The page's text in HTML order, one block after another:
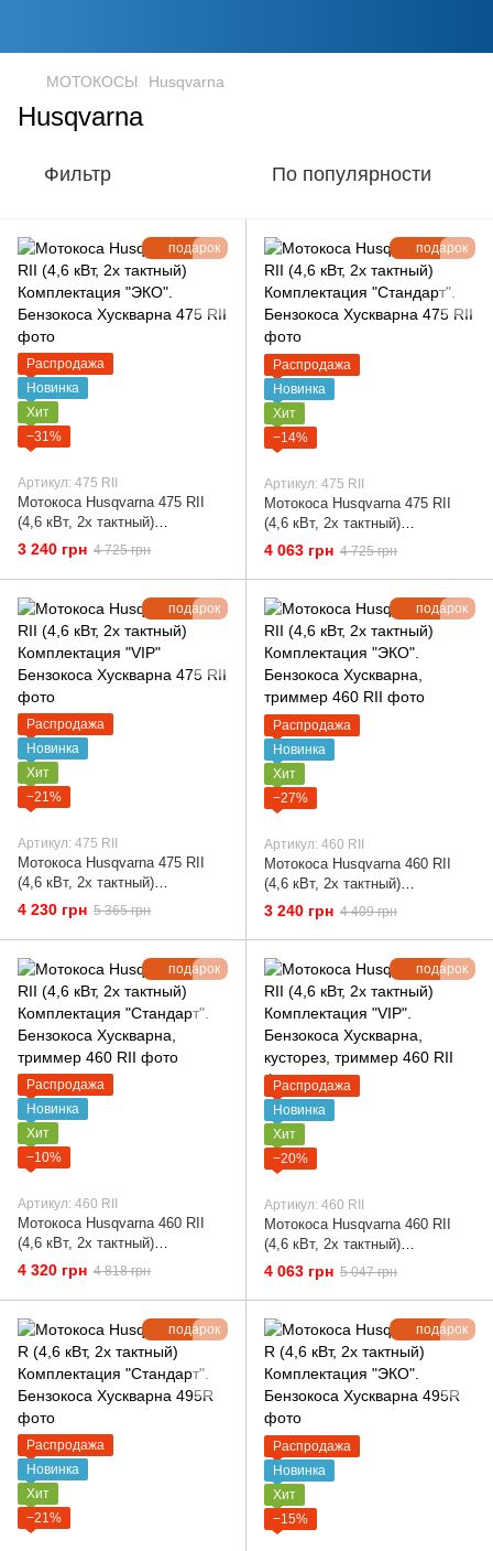
МОТОКОСЫ Husqvarna
Husqvarna
Фильтр По популярности
подарок
Распродажа
Новинка
Хит
−31%
Артикул: 475 RII
Мотокоса Husqvarna 475 RII
(4,6 кВт, 2х тактный)
Комплектация "ЭКО".
Бензокоса Хускварна
3 240 грн 4 725 грн
подарок
Распродажа
Новинка
Хит
−14%
Артикул: 475 RII
Мотокоса Husqvarna 475 RII
(4,6 кВт, 2х тактный)
Комплектация "Стандарт".
Бензокоса Хускварна
4 063 грн 4 725 грн
подарок
Распродажа
Новинка
Хит
−21%
Артикул: 475 RII
Мотокоса Husqvarna 475 RII
(4,6 кВт, 2х тактный)
Комплектация "VIP" Бензокоса
Хускварна
4 230 грн 5 365 грн
подарок
Распродажа
Новинка
Хит
−27%
Артикул: 460 RII
Мотокоса Husqvarna 460 RII
(4,6 кВт, 2х тактный)
Комплектация "ЭКО".
Бензокоса Хускварна, триммер
3 240 грн 4 409 грн
подарок
Распродажа
Новинка
Хит
−10%
Артикул: 460 RII
Мотокоса Husqvarna 460 RII
(4,6 кВт, 2х тактный)
Комплектация "Стандарт".
Бензокоса Хускварна, триммер
4 320 грн 4 818 грн
подарок
Распродажа
Новинка
Хит
−20%
Артикул: 460 RII
Мотокоса Husqvarna 460 RII
(4,6 кВт, 2х тактный)
Комплектация "VIP".
Бензокоса Хускварна,
кусторез, триммер
4 063 грн 5 047 грн
подарок
Распродажа
Новинка
Хит
−21%
подарок
Распродажа
Новинка
Хит
−15%